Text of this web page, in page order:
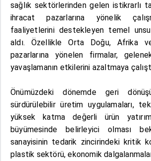
sağlık sektörlerinden gelen istikrarlı
ihracat pazarlarına yönelik
faaliyetlerini destekleyen temel
aldı. Özellikle Orta Doğu, Afrika
pazarlarına yönelen firmalar,
yavaşlamanın etkilerini azaltmaya
Önümüzdeki dönemde geri
sürdürülebilir üretim uygulamaları,
yüksek katma değerli ürün
büyümesinde belirleyici olması
sanayisinin tedarik zincirindeki kritik
plastik sektörü, ekonomik